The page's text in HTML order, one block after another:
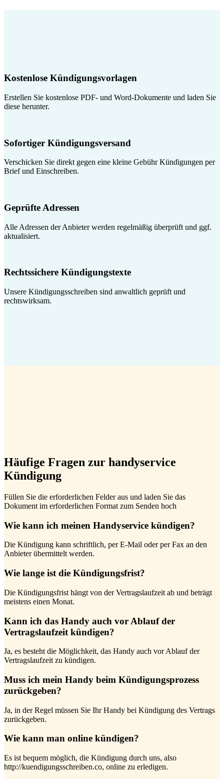
Kostenlose Kündigungsvorlagen
Erstellen Sie kostenlose PDF- und Word-Dokumente und laden Sie
diese herunter.
Sofortiger Kündigungsversand
Verschicken Sie direkt gegen eine kleine Gebühr Kündigungen per
Brief und Einschreiben.
Geprüfte Adressen
Alle Adressen der Anbieter werden regelmäßig überprüft und ggf.
aktualisiert.
Rechtssichere Kündigungstexte
Unsere Kündigungsschreiben sind anwaltlich geprüft und
rechtswirksam.
Häufige Fragen zur handyservice
Kündigung
Füllen Sie die erforderlichen Felder aus und laden Sie das
Dokument im erforderlichen Format zum Senden hoch
Wie kann ich meinen Handyservice kündigen?
Die Kündigung kann schriftlich, per E-Mail oder per Fax an den
Anbieter übermittelt werden.
Wie lange ist die Kündigungsfrist?
Die Kündigungsfrist hängt von der Vertragslaufzeit ab und beträgt
meistens einen Monat.
Kann ich das Handy auch vor Ablauf der
Vertragslaufzeit kündigen?
Ja, es besteht die Möglichkeit, das Handy auch vor Ablauf der
Vertragslaufzeit zu kündigen.
Muss ich mein Handy beim Kündigungsprozess
zurückgeben?
Ja, in der Regel müssen Sie Ihr Handy bei Kündigung des Vertrags
zurückgeben.
Wie kann man online kündigen?
Es ist bequem möglich, die Kündigung durch uns, also
http://kuendigungsschreiben.co, online zu erledigen.